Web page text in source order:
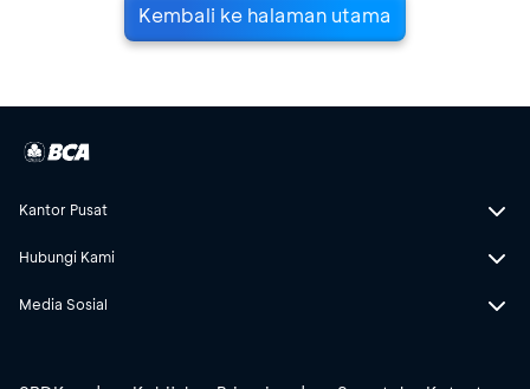
Kembali ke halaman utama
Kantor Pusat
Hubungi Kami
Media Sosial